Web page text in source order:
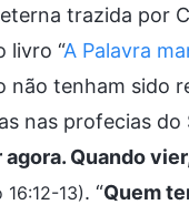
trazida por
livro “A Palavra
não tenham sido
nas profecias do
Quando
16:12-13). “Quem